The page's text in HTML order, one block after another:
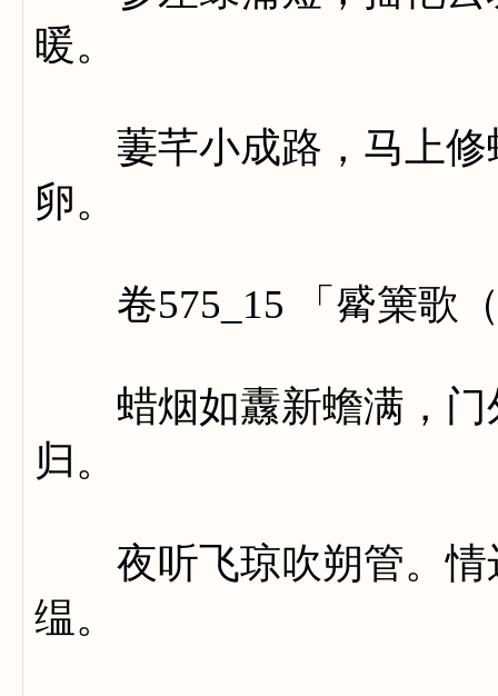
暖。
萋芊小成路，马上修
卵。
卷575_15 「觱篥歌（
蜡烟如纛新蟾满，门
归。
夜听飞琼吹朔管。情
缊。